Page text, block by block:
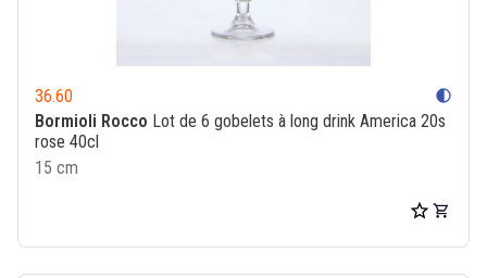
36.60 contrast
Bormioli Rocco Lot de 6 gobelets à long drink America 20s
rose 40cl
15 cm